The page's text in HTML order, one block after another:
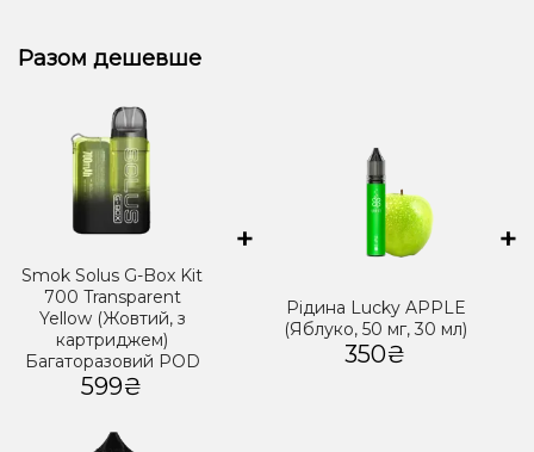
Разом дешевше
Smok Solus G-Box Kit
700 Transparent
Yellow (Жовтий, з
картриджем)
Багаторазовий POD
599₴
+
Рідина Lucky APPLE
(Яблуко, 50 мг, 30 мл)
350₴
+